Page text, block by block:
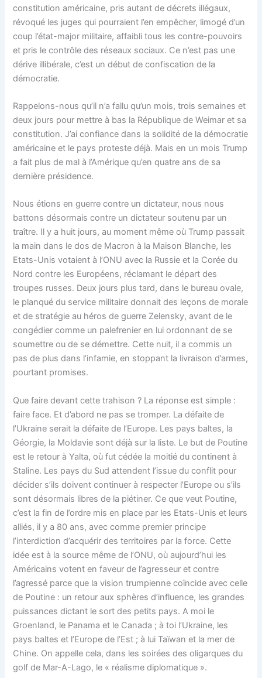
constitution américaine, pris autant de décrets illégaux,
révoqué les juges qui pourraient l’en empêcher, limogé d’un
coup l’état-major militaire, affaibli tous les contre-pouvoirs
et pris le contrôle des réseaux sociaux. Ce n’est pas une
dérive illibérale, c’est un début de confiscation de la
démocratie.
Rappelons-nous qu’il n’a fallu qu’un mois, trois semaines et
deux jours pour mettre à bas la République de Weimar et sa
constitution. J’ai confiance dans la solidité de la démocratie
américaine et le pays proteste déjà. Mais en un mois Trump
a fait plus de mal à l’Amérique qu’en quatre ans de sa
dernière présidence.
Nous étions en guerre contre un dictateur, nous nous
battons désormais contre un dictateur soutenu par un
traître. Il y a huit jours, au moment même où Trump passait
la main dans le dos de Macron à la Maison Blanche, les
Etats-Unis votaient à l’ONU avec la Russie et la Corée du
Nord contre les Européens, réclamant le départ des
troupes russes. Deux jours plus tard, dans le bureau ovale,
le planqué du service militaire donnait des leçons de morale
et de stratégie au héros de guerre Zelensky, avant de le
congédier comme un palefrenier en lui ordonnant de se
soumettre ou de se démettre. Cette nuit, il a commis un
pas de plus dans l’infamie, en stoppant la livraison d’armes,
pourtant promises.
Que faire devant cette trahison ? La réponse est simple :
faire face. Et d’abord ne pas se tromper. La défaite de
l’Ukraine serait la défaite de l’Europe. Les pays baltes, la
Géorgie, la Moldavie sont déjà sur la liste. Le but de Poutine
est le retour à Yalta, où fut cédée la moitié du continent à
Staline. Les pays du Sud attendent l’issue du conflit pour
décider s’ils doivent continuer à respecter l’Europe ou s’ils
sont désormais libres de la piétiner. Ce que veut Poutine,
c’est la fin de l’ordre mis en place par les Etats-Unis et leurs
alliés, il y a 80 ans, avec comme premier principe
l’interdiction d’acquérir des territoires par la force. Cette
idée est à la source même de l’ONU, où aujourd’hui les
Américains votent en faveur de l’agresseur et contre
l’agressé parce que la vision trumpienne coïncide avec celle
de Poutine : un retour aux sphères d’influence, les grandes
puissances dictant le sort des petits pays. A moi le
Groenland, le Panama et le Canada ; à toi l’Ukraine, les
pays baltes et l’Europe de l’Est ; à lui Taïwan et la mer de
Chine. On appelle cela, dans les soirées des oligarques du
golf de Mar-A-Lago, le « réalisme diplomatique ».